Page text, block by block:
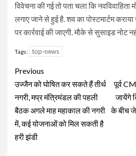
विवेचना की गई तो पता चला कि नवविवाहिता
लगाए जाने से हुई है. शव का पोस्टमार्टम कराया
पर कार्रवाई की जाएगी. मौके से सुसाइड नोट
Tags: top-news
Continue
Reading
Previous
उज्जैन को घोषित कर सकते हैं तीर्थ
नगरी, मप्र मंत्रिमंडल की पहली
बैठक अगले माह महाकाल की नगरी
में, कई योजनाओं को मिल सकती है
हरी झंडी
पूर्व
जायेंगे
के बीच